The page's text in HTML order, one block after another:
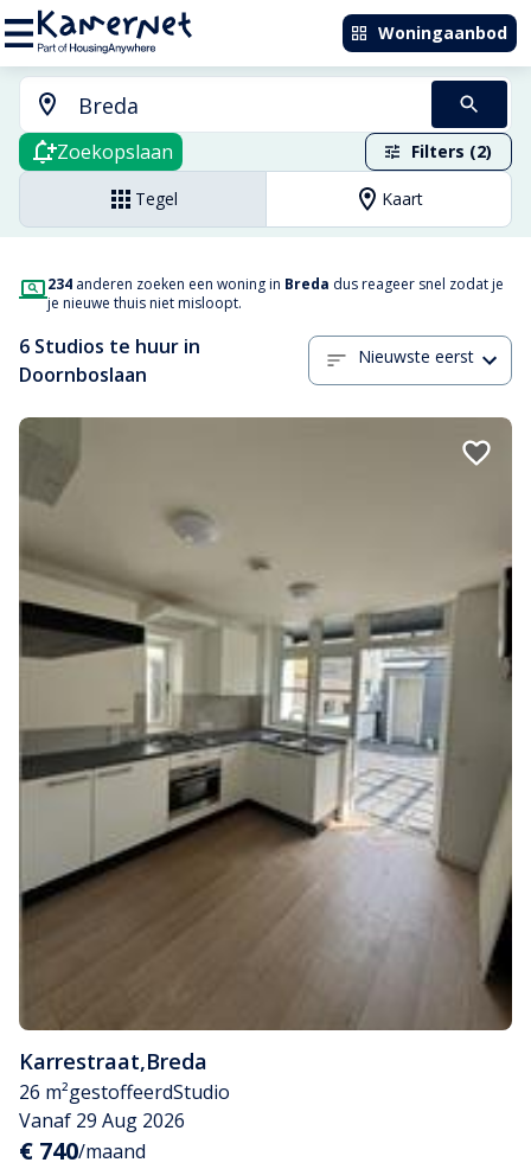
Woningaanbod
Zoekopslaan Filters (2)
Tegel Kaart
234 anderen zoeken een woning in Breda dus reageer snel zodat je
je nieuwe thuis niet misloopt.
6 Studios te huur in
Doornboslaan
Nieuwste eerst
Karrestraat,Breda
26 m²gestoffeerdStudio
Vanaf 29 Aug 2026
€ 740/maand